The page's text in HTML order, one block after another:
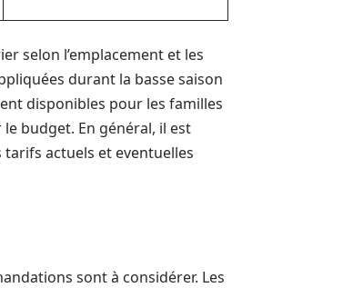
selon l’emplacement et les
durant la basse saison
disponibles pour les familles
budget. En général, il est
actuels et eventuelles
sont à considérer. Les